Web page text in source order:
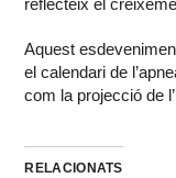
Aquest
el calendari de
com la projecció de
RELACIONATS